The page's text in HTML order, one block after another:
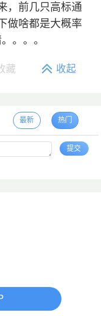
，前几只高标通
做啥都是大概率
。。。
藏 收起
热门
最新
提交